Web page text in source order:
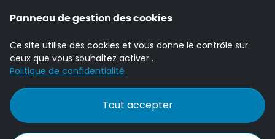
Panneau de gestion des cookies
Ce site utilise des cookies et vous donne le contrôle sur
ceux que vous souhaitez activer .
Politique de confidentialité
Tout accepter